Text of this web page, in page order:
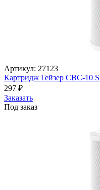
Артикул: 27123
Картридж Гейзер CBC-
297 ₽
Заказать
Под заказ